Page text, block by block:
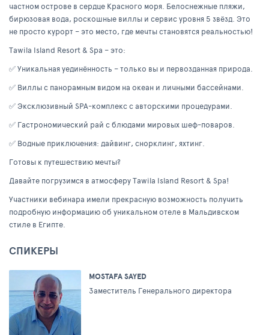
частном острове в сердце Красного моря. Белоснежные пляжи,
бирюзовая вода, роскошные виллы и сервис уровня 5 звёзд. Это
не просто курорт – это место, где мечты становятся реальностью!
Tawila Island Resort & Spa – это:
✅ Уникальная уединённость – только вы и первозданная природа.
✅ Виллы с панорамным видом на океан и личными бассейнами.
✅ Эксклюзивный SPA-комплекс с авторскими процедурами.
✅ Гастрономический рай с блюдами мировых шеф-поваров.
✅ Водные приключения: дайвинг, снорклинг, яхтинг.
Готовы к путешествию мечты?
Давайте погрузимся в атмосферу Tawila Island Resort & Spa!
Участники вебинара имели прекрасную возможность получить
подробную информацию об уникальном отеле в Мальдивском
стиле в Египте.
СПИКЕРЫ
MOSTAFA SAYED
Заместитель Генерального директора